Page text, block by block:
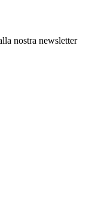
nostra newsletter